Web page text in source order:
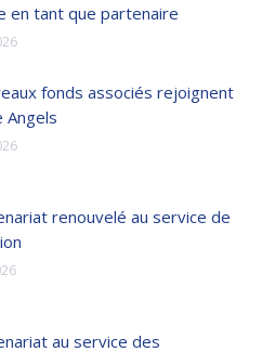
en tant que partenaire
fonds associés rejoignent
Angels
renouvelé au service de
au service des